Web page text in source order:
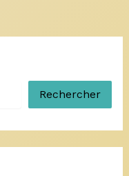
Rechercher